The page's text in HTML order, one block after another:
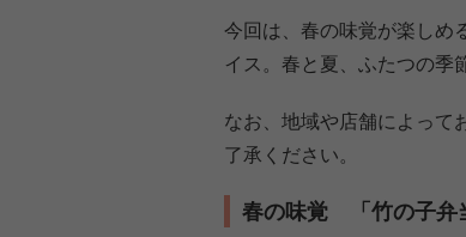
今回は、春の味覚が楽しめ
イス。春と夏、ふたつの季
なお、地域や店舗によって
了承ください。
春の味覚 「竹の子弁